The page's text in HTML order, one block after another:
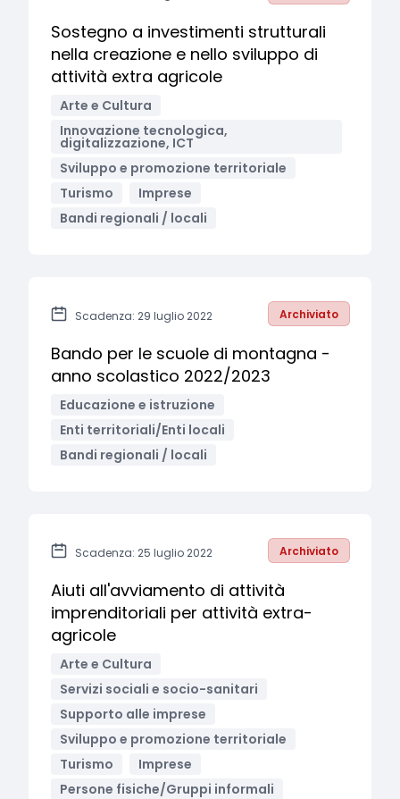
Sostegno a investimenti strutturali
nella creazione e nello sviluppo di
attività extra agricole
Arte e Cultura
Innovazione tecnologica,
digitalizzazione, ICT
Sviluppo e promozione territoriale
Turismo
Imprese
Bandi regionali / locali
Scadenza: 29 luglio 2022 Archiviato
Bando per le scuole di montagna -
anno scolastico 2022/2023
Educazione e istruzione
Enti territoriali/Enti locali
Bandi regionali / locali
Scadenza: 25 luglio 2022 Archiviato
Aiuti all'avviamento di attività
imprenditoriali per attività extra-
agricole
Arte e Cultura
Servizi sociali e socio-sanitari
Supporto alle imprese
Sviluppo e promozione territoriale
Turismo
Imprese
Persone fisiche/Gruppi informali